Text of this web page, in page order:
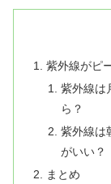
紫外線がピ
紫外線は
ら？
紫外線は
がいい？
まとめ